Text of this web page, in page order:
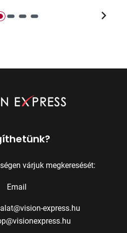
várjuk megkeresését:
Email
express.hu